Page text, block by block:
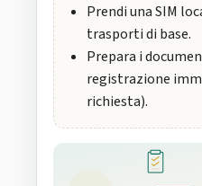
Prendi una SIM
trasporti di base.
Prepara i
registrazione
richiesta).